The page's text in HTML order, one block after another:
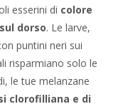
esserini di colore
dorso. Le larve,
puntini neri sui
risparmiano solo le
le tue melanzane
clorofilliana e di